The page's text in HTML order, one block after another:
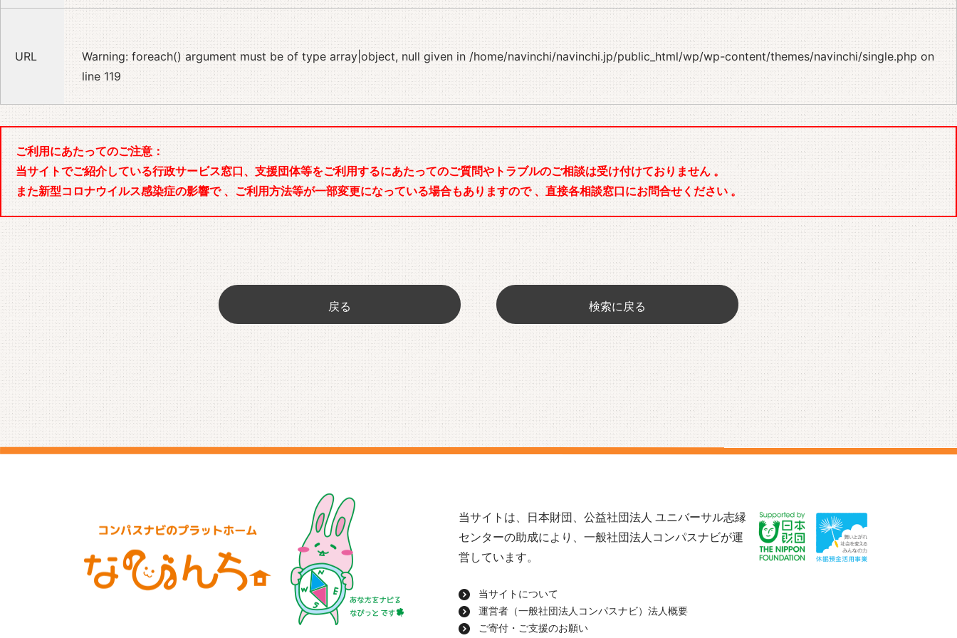
URL Warning: foreach() argument must be of type array|object, null given in/home/navinchi/navinchi.jp/public_html/wp/wp-content/themes/navinchi/single.php on
line119
ご利用にあたってのご注意：
当サイトでご紹介している行政サービス窓口、支援団体等をご利用するにあたってのご質問やトラブルのご相談は受け付けておりません 。
また新型コロナウイルス感染症の影響で 、ご利用方法等が一部変更になっている場合もありますので 、直接各相談窓口にお問合せください 。
戻る 検索に戻る
当サイトは、日本財団、公益社団法人 ユニバーサル志縁
センターの助成により、一般社団法人コンパスナビが運
営しています。
当サイトについて
運営者（一般社団法人コンパスナビ）法人概要
ご寄付・ご支援のお願い